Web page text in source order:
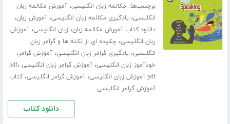
برچسب‌ها: مکالمه زبان انگلیسی،آمورش مکالمه زبان
انگلیسی، یادگیری مکالمه زبان انگلیسی،آمورش زبان،
دانلود کتاب آمورش مکالمه زبان، زبان انگلیسی،آموزش
زبان انگلیسی، چکیده ای از نکته ها و گرامر زبان
انگلیسی، یادگیری گرامر زبان انگلیسی،آموزش گرامر،
خودآموز زبان انگلیسی،آموزش گرامر زبان انگلیسی pdf ،
pdf آموزش زبان انگلیسی ،آموزش گرامر انگلیسی،کتاب
آموزش گرامر انگلیسی
دانلود کتاب